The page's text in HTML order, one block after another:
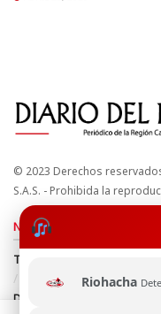
Riohacha
© 2023 Derechos
S.A.S. - Prohibida la
Nuestros sitios
Términos y Condiciones
Política de uso de cookies
Directrices Editoriales